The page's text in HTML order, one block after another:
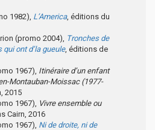
1982), L’America, éditions du
(promo 2004), Tronches de
qui ont d’la gueule, éditions de
1967), Itinéraire d’un enfant
Montauban-Moissac (1977-
2015
1967), Vivre ensemble ou
Cairn, 2016
1967), Ni de droite, ni de